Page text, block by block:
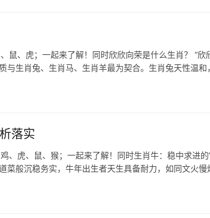
鼠、虎；一起来了解！同时欣欣向荣是什么生肖？ “欣
与生肖兔、生肖马、生肖羊最为契合。生肖兔天性温和
落实
、虎、鼠、猴；一起来了解！同时生肖牛：稳中求进的
菜般沉稳务实，牛年出生者天生具备耐力，如同文火慢